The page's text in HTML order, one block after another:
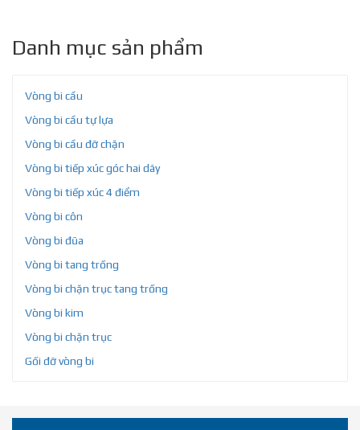
Danh mục sản phẩm
Vòng bi cầu
Vòng bi cầu tự lựa
Vòng bi cầu đỡ chặn
Vòng bi tiếp xúc góc hai dãy
Vòng bi tiếp xúc 4 điểm
Vòng bi côn
Vòng bi đũa
Vòng bi tang trống
Vòng bi chặn trục tang trống
Vòng bi kim
Vòng bi chặn trục
Gối đỡ vòng bi